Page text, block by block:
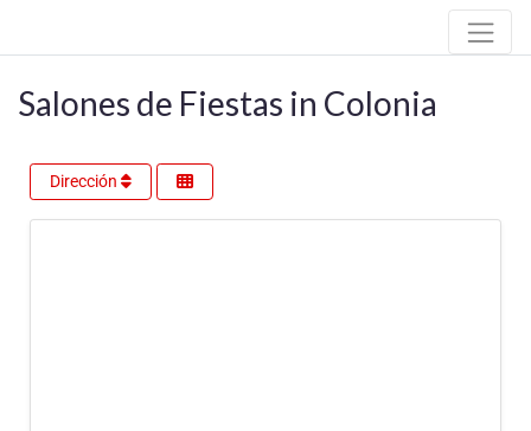
Salones de Fiestas in Colonia
Dirección